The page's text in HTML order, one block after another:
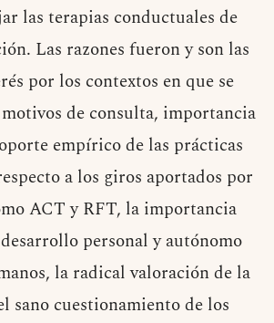
las terapias conductuales de
Las razones fueron y son las
por los contextos en que se
de consulta, importancia
empírico de las prácticas
a los giros aportados por
ACT y RFT, la importancia
personal y autónomo
la radical valoración de la
sano cuestionamiento de los